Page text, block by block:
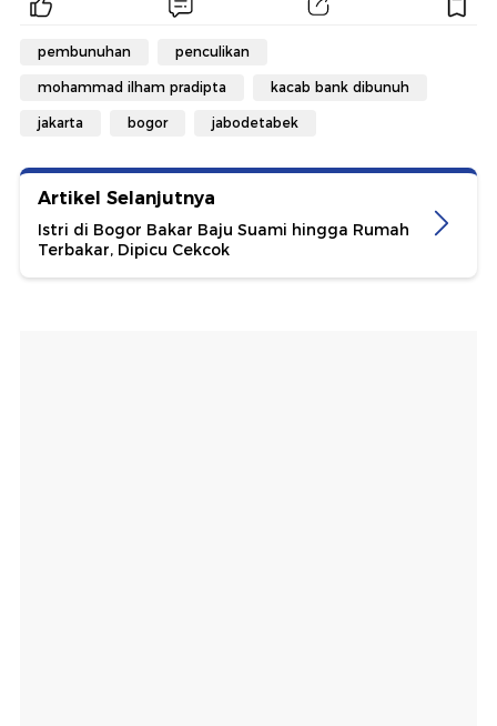
pembunuhan penculikan
mohammad ilham pradipta kacab bank dibunuh
jakarta bogor jabodetabek
Artikel Selanjutnya
Istri di Bogor Bakar Baju Suami hingga Rumah
Terbakar, Dipicu Cekcok